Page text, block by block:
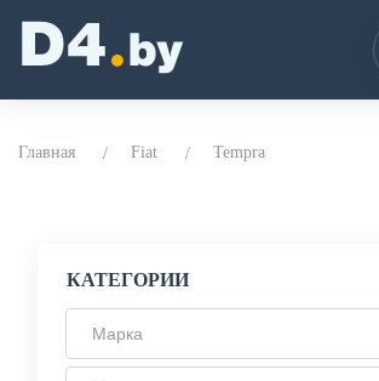
Главная Fiat Tempra
КАТЕГОРИИ
Марка